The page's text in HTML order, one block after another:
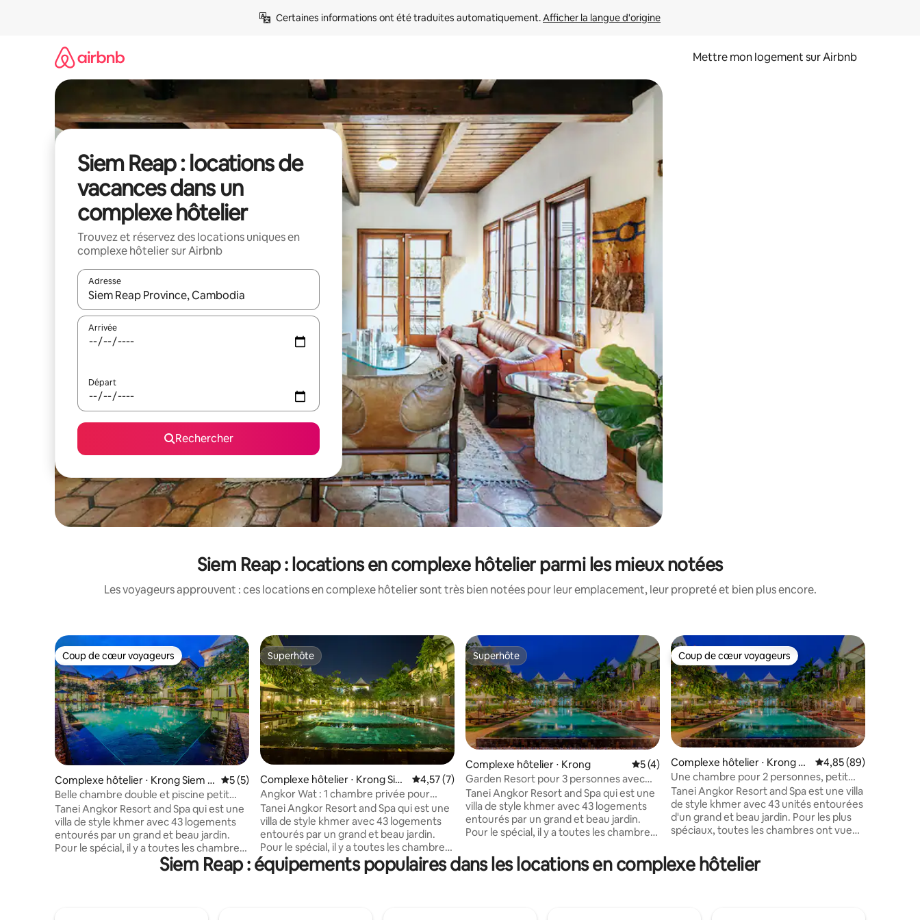
Certaines informations ont été traduites automatiquement. Afficher la langue d'origine
Mettre mon logement sur Airbnb
Siem Reap : locations de
vacances dans un
complexe hôtelier
Trouvez et réservez des locations uniques en
complexe hôtelier sur Airbnb
Adresse
Lorsque les résultats s'affichent, utilisez les flèches vers le haut et vers le bas pour les parcourir ou en appuyant et en faisant glisser.
Arrivée
Départ
Rechercher
Siem Reap : locations en complexe hôtelier parmi les mieux notées
Les voyageurs approuvent : ces locations en complexe hôtelier sont très bien notées pour leur emplacement, leur propreté et bien plus encore.
Coup de cœur voyageurs
Coup de cœur voyageurs
Complexe hôtelier ⋅ Krong Siem R
eap
Évaluation moyenne sur la base de 5 commentaires : 5 sur 5
5 (5)
Belle chambre double et piscine petit
déjeuner gratuit
Tanei Angkor Resort and Spa qui est une
villa de style khmer avec 43 logements
entourés par un grand et beau jardin.
Pour le spécial, il y a toutes les chambres
avec vue sur la piscine. Nous offrons
également le petit-déjeuner, le déjeuner,
Superhôte
Superhôte
Complexe hôtelier ⋅ Krong Sie
m Reap
Évaluation moyenne sur la base de 7 commentaires : 4,57 sur 5
4,57 (7)
Angkor Wat : 1 chambre privée pour
2 personnes avec petit déjeuner
Tanei Angkor Resort and Spa qui est une
villa de style khmer avec 43 logements
entourés par un grand et beau jardin.
Pour le spécial, il y a toutes les chambres
avec vue sur la piscine. Restaurant
également. Nous pouvons également
Superhôte
Superhôte
Complexe hôtelier ⋅ Krong Évaluation moyenne sur la base de 4 commentaires : 5 sur 5
5 (4)
Garden Resort pour 3 personnes avec
petit déjeuner
Tanei Angkor Resort and Spa qui est une
villa de style khmer avec 43 logements
entourés par un grand et beau jardin.
Pour le spécial, il y a toutes les chambres
également. Nous pouvons également
organiser un cours de cuisine pour vous
Coup de cœur voyageurs
Coup de cœur voyageurs
Complexe hôtelier ⋅ Krong Si
em Reap
Évaluation moyenne
4,85 (89)
Une chambre pour 2 personnes, petit
déjeuner gratuit
Tanei Angkor Resort and Spa est une villa
de style khmer avec 43 unités entourées
d'un grand et beau jardin. Pour les plus
spéciaux, toutes les chambres ont vue
également le petit-déjeuner, le déjeuner,
le dîner et le service en chambre. Nous
Siem Reap : équipements populaires dans les locations en complexe hôtelier